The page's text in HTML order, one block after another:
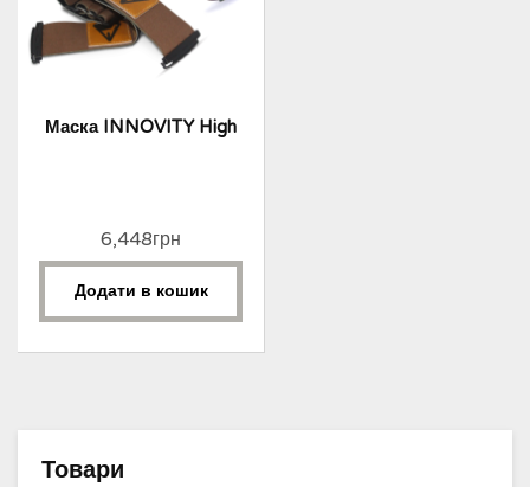
Маска INNOVITY High
6,448грн
Додати в кошик
Товари